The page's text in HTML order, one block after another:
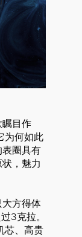
瞩目作
为何如此
圈具有
，魅力
方得体
3克拉。
芯、高贵